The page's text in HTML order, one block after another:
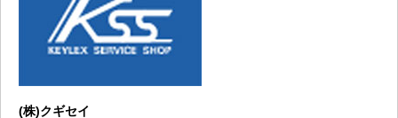
(株)クギセイ